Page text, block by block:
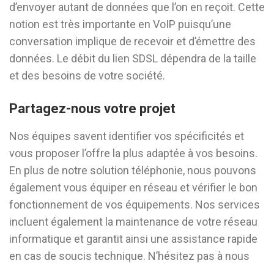
d’envoyer autant de données que l’on en reçoit. Cette
notion est très importante en VoIP puisqu’une
conversation implique de recevoir et d’émettre des
données. Le débit du lien SDSL dépendra de la taille
et des besoins de votre société.
Partagez-nous votre projet
Nos équipes savent identifier vos spécificités et
vous proposer l’offre la plus adaptée à vos besoins.
En plus de notre solution téléphonie, nous pouvons
également vous équiper en réseau et vérifier le bon
fonctionnement de vos équipements. Nos services
incluent également la maintenance de votre réseau
informatique et garantit ainsi une assistance rapide
en cas de soucis technique. N’hésitez pas à nous